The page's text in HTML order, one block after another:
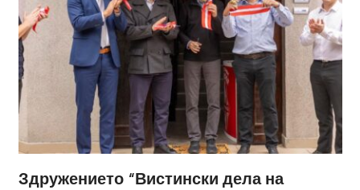
Здружението “Вистински дела на